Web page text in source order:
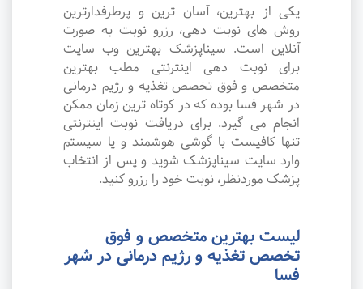
یکی از بهترین، آسان ترین و پرطرفدارترین
روش های نوبت دهی، رزرو نوبت به صورت
آنلاین است. سیناپزشک بهترین وب سایت
برای نوبت دهی اینترنتی مطب بهترین
متخصص و فوق تخصص تغذیه و رژیم درمانی
در شهر فسا بوده که در کوتاه ترین زمان ممکن
انجام می گیرد. برای دریافت نوبت اینترنتی
تنها کافیست با گوشی هوشمند و یا سیستم
وارد سایت سیناپزشک شوید و پس از انتخاب
پزشک موردنظر، نوبت خود را رزرو کنید.
لیست بهترین متخصص و فوق
تخصص تغذیه و رژیم درمانی در شهر
فسا